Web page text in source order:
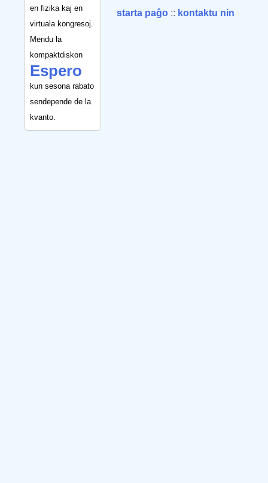
en fizika kaj en
virtuala kongresoj.
Mendu la
kompaktdiskon
Espero
kun sesona rabato
sendepende de la
kvanto.
starta paĝo :: kontaktu nin